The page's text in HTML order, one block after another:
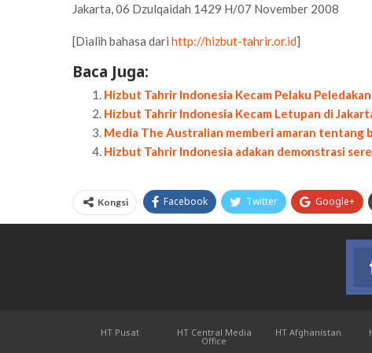
Jakarta, 06 Dzulqaidah 1429 H/07 November 2008
[Dialih bahasa dari http://hizbut-tahrir.or.id]
Baca Juga:
Hizbut Tahrir Indonesia Kecam Pelaku
Hizbut Tahrir Indonesia Kecam Letupan di
Media The Australian memberi amaran tentang
Hizbut Tahrir Indonesia adakan demonstrasi
Kongsi Facebook Twitter Google+
HT Pusat HT Central Media
Office
HT Afghanistan